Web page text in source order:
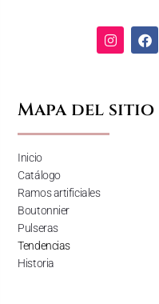
Mapa del sitio
Inicio
Catálogo
Ramos artificiales
Boutonnier
Pulseras
Tendencias
Historia